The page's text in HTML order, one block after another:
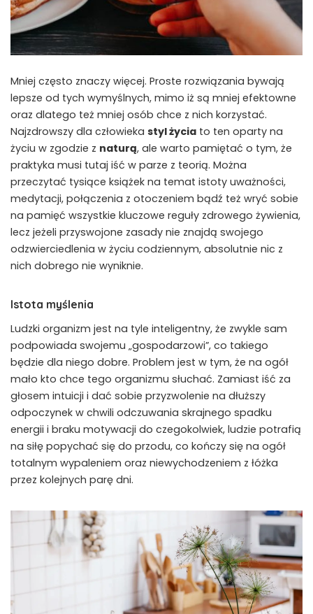
Mniej często znaczy więcej. Proste rozwiązania bywają
lepsze od tych wymyślnych, mimo iż są mniej efektowne
oraz dlatego też mniej osób chce z nich korzystać.
Najzdrowszy dla człowieka styl życia to ten oparty na
życiu w zgodzie z naturą, ale warto pamiętać o tym, że
praktyka musi tutaj iść w parze z teorią. Można
przeczytać tysiące książek na temat istoty uważności,
medytacji, połączenia z otoczeniem bądź też wryć sobie
na pamięć wszystkie kluczowe reguły zdrowego żywienia,
lecz jeżeli przyswojone zasady nie znajdą swojego
odzwierciedlenia w życiu codziennym, absolutnie nic z
nich dobrego nie wyniknie.
Istota myślenia
Ludzki organizm jest na tyle inteligentny, że zwykle sam
podpowiada swojemu „gospodarzowi”, co takiego
będzie dla niego dobre. Problem jest w tym, że na ogół
mało kto chce tego organizmu słuchać. Zamiast iść za
głosem intuicji i dać sobie przyzwolenie na dłuższy
odpoczynek w chwili odczuwania skrajnego spadku
energii i braku motywacji do czegokolwiek, ludzie potrafią
na siłę popychać się do przodu, co kończy się na ogół
totalnym wypaleniem oraz niewychodzeniem z łóżka
przez kolejnych parę dni.